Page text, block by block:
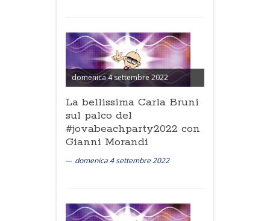
domenica 4 settembre 2022
La bellissima Carla Bruni
sul palco del
#jovabeachparty2022 con
Gianni Morandi
domenica 4 settembre 2022